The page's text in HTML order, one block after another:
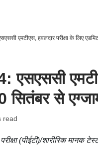
एमटीएस, हवलदार परीक्षा के लिए एडमिट
सितंबर से
read
(पीईटी)/शारीरिक मानक